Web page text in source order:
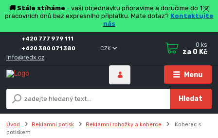
🚚 Stále stíháme - vaši objednávku připravíme a doručíme do 1-2
pracovních dnů bez expresního příplatku. Máte dotaz? Kontaktujte
nás
Menu
CZK
Hledat
+420 777 979 111
+420 380 071 380
info@redx.cz
0 ks
za 0 Kč
Úvod Reklamní potisk Reklamní rohožky a koberce
Koberec s
potiskem